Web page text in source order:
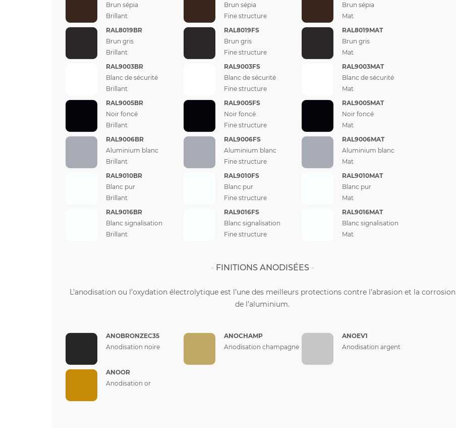
Brun sépia
Brillant
Brun sépia
Fine structure
Brun sépia
Mat
RAL8019BR
Brun gris
Brillant
RAL8019FS
Brun gris
Fine structure
RAL8019MAT
Brun gris
Mat
RAL9003BR
Blanc de sécurité
Brillant
RAL9003FS
Blanc de sécurité
Fine structure
RAL9003MAT
Blanc de sécurité
Mat
RAL9005BR
Noir foncé
Brillant
RAL9005FS
Noir foncé
Fine structure
RAL9005MAT
Noir foncé
Mat
RAL9006BR
Aluminium blanc
Brillant
RAL9006FS
Aluminium blanc
Fine structure
RAL9006MAT
Aluminium blanc
Mat
RAL9010BR
Blanc pur
Brillant
RAL9010FS
Blanc pur
Fine structure
RAL9010MAT
Blanc pur
Mat
RAL9016BR
Blanc signalisation
Brillant
RAL9016FS
Blanc signalisation
Fine structure
RAL9016MAT
Blanc signalisation
Mat
FINITIONS ANODISÉES
L’anodisation ou l’oxydation électrolytique est l’une des meilleurs protections contre l’abrasion et la corrosion
de l’aluminium.
ANOBRONZEC35
Anodisation noire
ANOCHAMP
Anodisation champagne
ANOEV1
Anodisation argent
ANOOR
Anodisation or